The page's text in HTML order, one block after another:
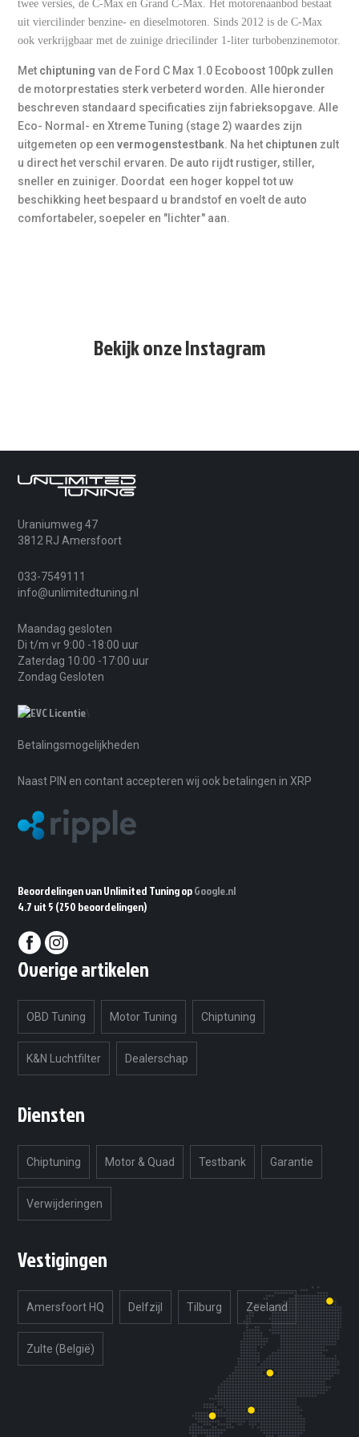
verschil: de auto reageert sneller, trekt soepeler door en
voelt minder ingehouden aan.
Blijft de auto prettig rijden na tuning? +
vermogen, maar vooral voor een soepelere
vermogensopbouw en een prettiger rijgevoel in het hele
toerengebied.
twee versies, de C-Max en Grand C-Max. Het motorenaanbod bestaat
uit viercilinder benzine- en dieselmotoren. Sinds 2012 is de C-Max
ook verkrijgbaar met de zuinige driecilinder 1-liter turbobenzinemotor.
Met chiptuningvan de Ford C Max 1.0 Ecoboost 100pk zullen
de motorprestaties sterk verbeterd worden. Alle hieronder
beschreven standaard specificaties zijn fabrieksopgave. Alle
Eco- Normal- en Xtreme Tuning (stage 2) waardes zijn
uitgemeten op eenvermogenstestbank. Na het chiptunen zult
u direct het verschil ervaren. De auto rijdt rustiger, stiller,
sneller en zuiniger. Doordat een hoger koppel tot uw
beschikking heet bespaard u brandstof en voelt de auto
comfortabeler, soepeler en "lichter" aan.
Bekijk onze Instagram
Uraniumweg 47
3812 RJ Amersfoort
033-7549111
info@unlimitedtuning.nl
Maandag gesloten
Di t/m vr 9:00 -18:00 uur
Zaterdag 10:00 -17:00 uur
Zondag Gesloten
Betalingsmogelijkheden
Naast PIN en contant accepteren wij ook betalingen in XRP
Beoordelingen van Unlimited Tuning opGoogle.nl
4.7 uit 5 (250 beoordelingen)
Overige artikelen
OBD Tuning Motor Tuning Chiptuning
K&N Luchtfilter Dealerschap
Diensten
Chiptuning Motor & Quad Testbank Garantie
Verwijderingen
Vestigingen
Amersfoort HQ Delfzijl Tilburg Zeeland
Zulte (België)